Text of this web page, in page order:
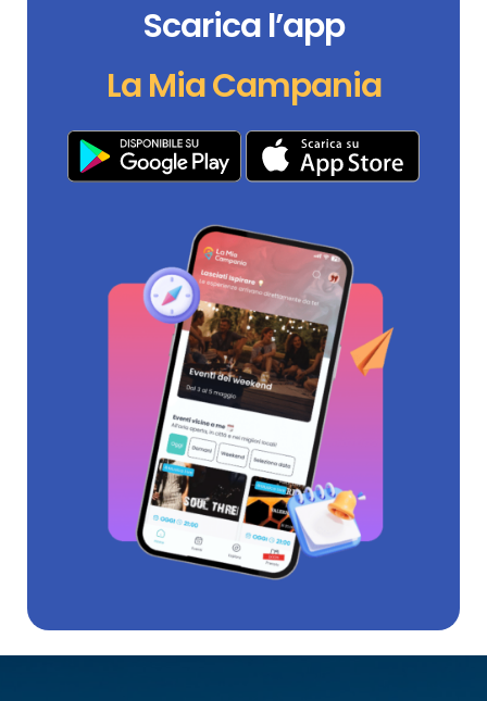
Scarica l’app
La Mia Campania